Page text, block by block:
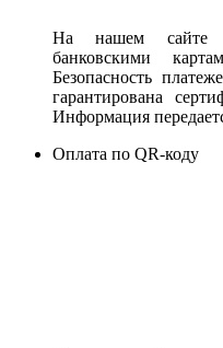
На нашем сайте
банковскими
Безопасность
гарантирована
Информация
Оплата по QR-коду